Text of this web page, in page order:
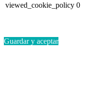
viewed_cookie_policy 0
Guardar y aceptar